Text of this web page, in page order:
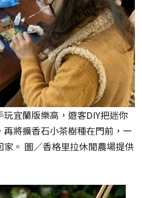
玩宜蘭版樂高，遊客DIY把迷你
再將擴香石小茶樹種在門前，一
。 圖／香格里拉休閒農場提供